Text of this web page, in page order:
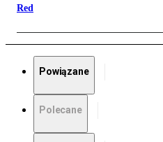
Red
Powiązane
Polecane